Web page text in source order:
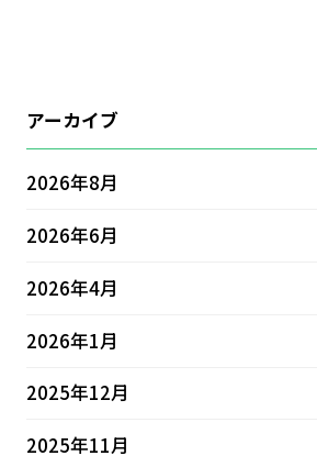
アーカイブ
2026年8月
2026年6月
2026年4月
2026年1月
2025年12月
2025年11月